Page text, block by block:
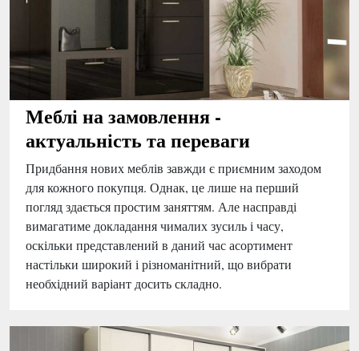
Меблі на замовлення -
актуальність та переваги
Придбання нових меблів завжди є приємним заходом
для кожного покупця. Однак, це лише на перший
погляд здається простим заняттям. Але насправді
вимагатиме докладання чималих зусиль і часу,
оскільки представлений в даний час асортимент
настільки широкий і різноманітний, що вибрати
необхідний варіант досить складно.